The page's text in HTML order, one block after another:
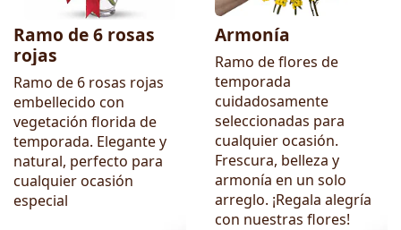
Ramo de 6 rosas
rojas
Ramo de 6 rosas rojas
embellecido con
vegetación florida de
temporada. Elegante y
natural, perfecto para
cualquier ocasión
especial
Armonía
Ramo de flores de
temporada
cuidadosamente
seleccionadas para
cualquier ocasión.
Frescura, belleza y
armonía en un solo
arreglo. ¡Regala alegría
con nuestras flores!